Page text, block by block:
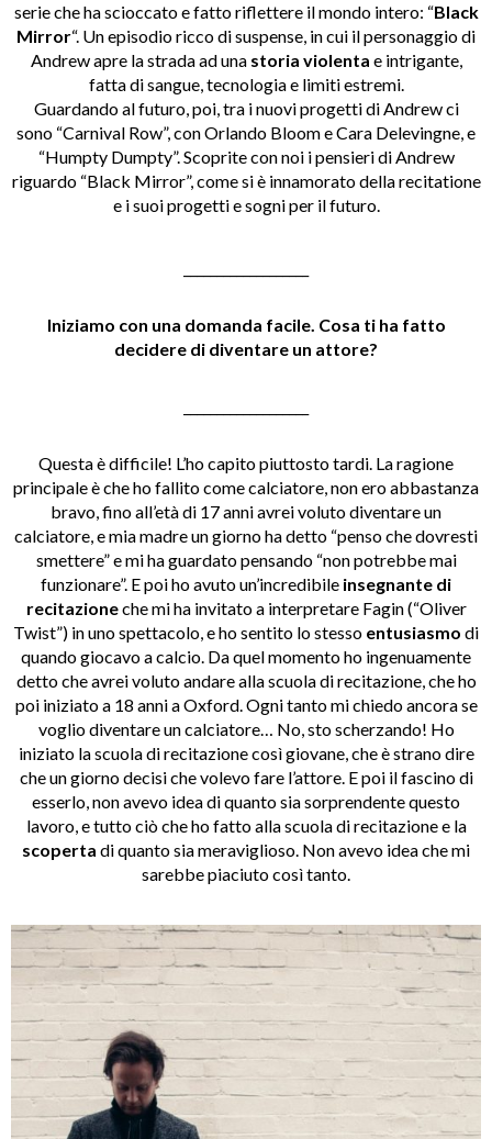
serie che ha scioccato e fatto riflettere il mondo intero: “Black
Mirror“. Un episodio ricco di suspense, in cui il personaggio di
Andrew apre la strada ad una storia violenta e intrigante,
fatta di sangue, tecnologia e limiti estremi.
Guardando al futuro, poi, tra i nuovi progetti di Andrew ci
sono “Carnival Row”, con Orlando Bloom e Cara Delevingne, e
“Humpty Dumpty”. Scoprite con noi i pensieri di Andrew
riguardo “Black Mirror”, come si è innamorato della recitatione
e i suoi progetti e sogni per il futuro.
Iniziamo con una domanda facile. Cosa ti ha fatto
decidere di diventare un attore?
Questa è difficile! L’ho capito piuttosto tardi. La ragione
principale è che ho fallito come calciatore, non ero abbastanza
bravo, fino all’età di 17 anni avrei voluto diventare un
calciatore, e mia madre un giorno ha detto “penso che dovresti
smettere” e mi ha guardato pensando “non potrebbe mai
funzionare”. E poi ho avuto un’incredibile insegnante di
recitazioneche mi ha invitato a interpretare Fagin (“Oliver
Twist”) in uno spettacolo, e ho sentito lo stesso entusiasmo di
quando giocavo a calcio. Da quel momento ho ingenuamente
detto che avrei voluto andare alla scuola di recitazione, che ho
poi iniziato a 18 anni a Oxford. Ogni tanto mi chiedo ancora se
voglio diventare un calciatore… No, sto scherzando! Ho
iniziato la scuola di recitazione così giovane, che è strano dire
che un giorno decisi che volevo fare l’attore. E poi il fascino di
esserlo, non avevo idea di quanto sia sorprendente questo
lavoro, e tutto ciò che ho fatto alla scuola di recitazione e la
scoperta di quanto sia meraviglioso. Non avevo idea che mi
sarebbe piaciuto così tanto.